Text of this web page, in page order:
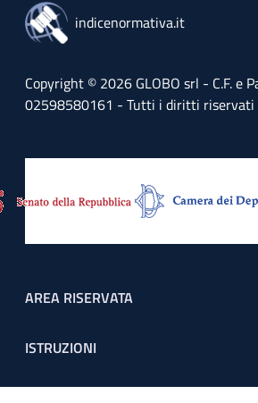
indicenormativa.it
Copyright © 2026 GLOBO srl - C.F. e
02598580161 - Tutti i diritti riservati
Footer menu
AREA RISERVATA
ISTRUZIONI